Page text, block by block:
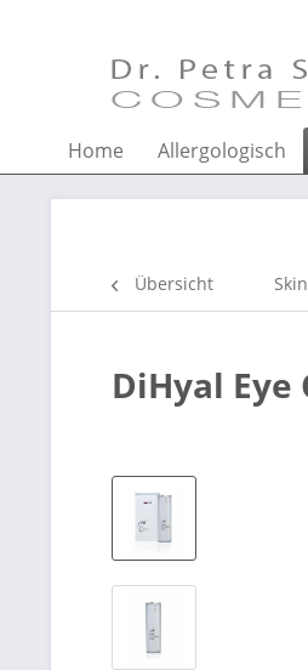
Home Allergologisch
Übersicht
DiHyal